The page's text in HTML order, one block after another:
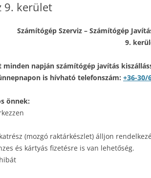
9. kerület
Számítógép Szerviz – Számítógép
9.
minden napján számítógép javítás
is hívható telefonszám: +36-30/
önnek:
(mozgó raktárkészlet) álljon
és kártyás fizetésre is van lehetőség.